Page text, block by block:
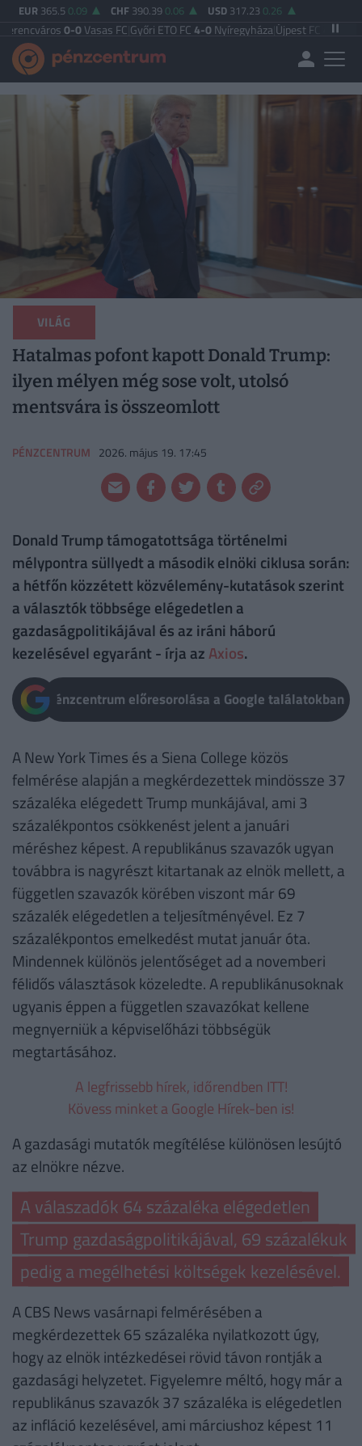
EUR 365.5 0.09 CHF 390.39 0.06 USD 317.23 0.26
0-0Vasas FC|Győri ETO FC4-0Nyíregyháza|Újpest FC4-2Debreceni VSC
VILÁG
Hatalmas pofont kapott Donald Trump:
ilyen mélyen még sose volt, utolsó
mentsvára is összeomlott
PÉNZCENTRUM 2026. május 19. 17:45
Donald Trump támogatottsága történelmi
mélypontra süllyedt a második elnöki ciklusa során:
a hétfőn közzétett közvélemény-kutatások szerint
a választók többsége elégedetlen a
gazdaságpolitikájával és az iráni háború
kezelésével egyaránt - írja az Axios.
Pénzcentrum előresorolása a Google találatokban
A New York Times és a Siena College közös
felmérése alapján a megkérdezettek mindössze 37
százaléka elégedett Trump munkájával, ami 3
százalékpontos csökkenést jelent a januári
méréshez képest. A republikánus szavazók ugyan
továbbra is nagyrészt kitartanak az elnök mellett, a
független szavazók körében viszont már 69
százalék elégedetlen a teljesítményével. Ez 7
százalékpontos emelkedést mutat január óta.
Mindennek különös jelentőséget ad a novemberi
félidős választások közeledte. A republikánusoknak
ugyanis éppen a független szavazókat kellene
megnyerniük a képviselőházi többségük
megtartásához.
A legfrissebb hírek, időrendben ITT!
Kövess minket a Google Hírek-ben is!
A gazdasági mutatók megítélése különösen lesújtó
az elnökre nézve.
A válaszadók 64 százaléka elégedetlen
Trump gazdaságpolitikájával, 69 százalékuk
pedig a megélhetési költségek kezelésével.
A CBS News vasárnapi felmérésében a
megkérdezettek 65 százaléka nyilatkozott úgy,
hogy az elnök intézkedései rövid távon rontják a
gazdasági helyzetet. Figyelemre méltó, hogy már a
republikánus szavazók 37 százaléka is elégedetlen
az infláció kezelésével, ami márciushoz képest 11